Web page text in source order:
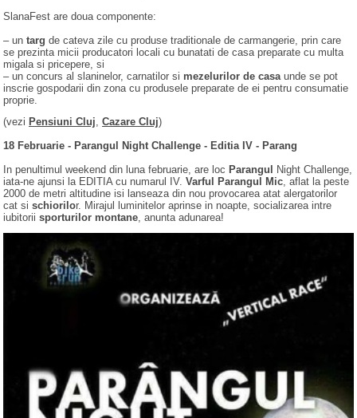
SlanaFest are doua componente:
– un targ de cateva zile cu produse traditionale de carmangerie, prin care
se prezinta micii producatori locali cu bunatati de casa preparate cu multa
migala si pricepere, si
– un concurs al slaninelor, carnatilor si mezelurilor de casa unde se pot
inscrie gospodarii din zona cu produsele preparate de ei pentru consumatie
proprie.
(vezi Pensiuni Cluj Cazare Cluj)
18 Februarie - Parangul Night Challenge - Editia IV - Parang
In penultimul weekend din luna februarie, are loc Parangul Night Challenge,
iata-ne ajunsi la EDITIA cu numarul IV. Varful Parangul Mic , aflat la peste
2000 de metri altitudine isi lanseaza din nou provocarea atat alergatorilor
cat si schiorilor. Mirajul luminitelor aprinse in noapte, socializarea intre
iubitorii sporturilor montane , anunta adunarea!